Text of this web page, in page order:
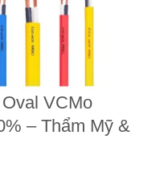
VCMo
– Thẩm Mỹ &